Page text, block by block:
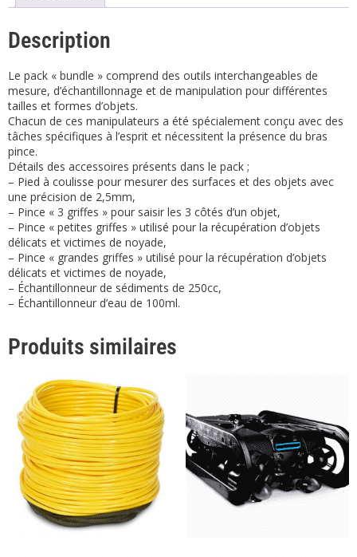
Description
Le pack « bundle » comprend des outils interchangeables de
mesure, d’échantillonnage et de manipulation pour différentes
tailles et formes d’objets.
Chacun de ces manipulateurs a été spécialement conçu avec des
tâches spécifiques à l’esprit et nécessitent la présence du bras
pince.
Détails des accessoires présents dans le pack ;
– Pied à coulisse pour mesurer des surfaces et des objets avec
une précision de 2,5mm,
– Pince « 3 griffes » pour saisir les 3 côtés d’un objet,
– Pince « petites griffes » utilisé pour la récupération d’objets
délicats et victimes de noyade,
– Pince « grandes griffes » utilisé pour la récupération d’objets
délicats et victimes de noyade,
– Échantillonneur de sédiments de 250cc,
– Échantillonneur d’eau de 100ml.
Produits similaires